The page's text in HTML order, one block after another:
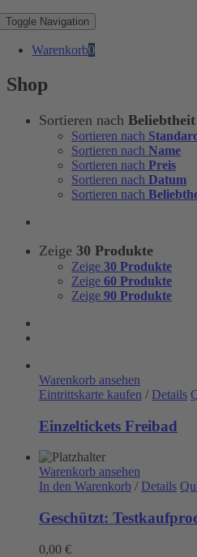
Toggle Navigation
Warenkorb0
Shop
Sortieren nach Beliebtheit
Sortieren nach
Sortieren nach Name
Sortieren nach Preis
Sortieren nach Datum
Sortieren nach
Zeige 30 Produkte
Zeige 30 Produkte
Zeige 60 Produkte
Zeige 90 Produkte
Warenkorb ansehen
Eintrittskarte kaufen / Details
Einzeltickets Freibad
Warenkorb ansehen
In den Warenkorb / Details
Geschützt:
0,00 €